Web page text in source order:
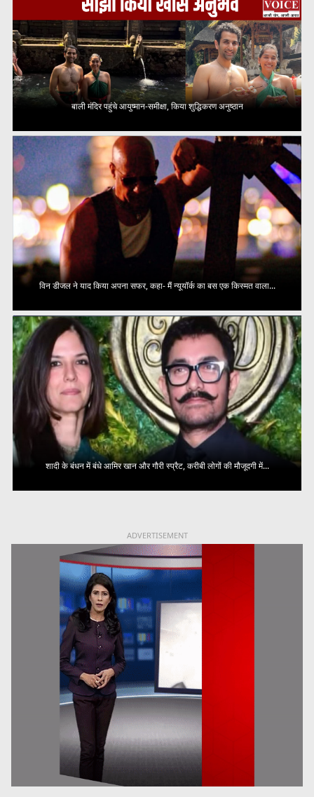
बाली मंदिर पहुंचे आयुष्मान-समीक्षा, किया शुद्धिकरण अनुष्ठान
विन डीजल ने याद किया अपना सफर, कहा- मैं न्यूयॉर्क का बस एक किस्मत वाला...
शादी के बंधन में बंधे आमिर खान और गौरी स्प्रैट, करीबी लोगों की मौजूदगी में...
ADVERTISEMENT